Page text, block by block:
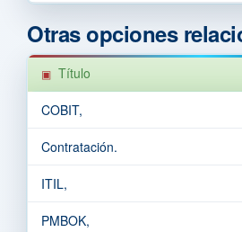
Otras opciones
Título
COBIT,
Contratación.
ITIL,
PMBOK,